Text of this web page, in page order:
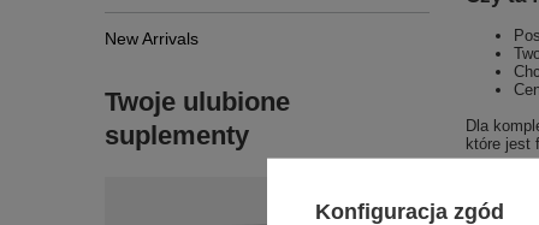
New Arrivals
Twoje ulubione
suplementy
Dla
które jest
Konfiguracja zgód